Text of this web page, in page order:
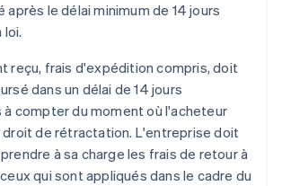
après le délai minimum de 14 jours
loi.
reçu, frais d'expédition compris, doit
dans un délai de 14 jours
à compter du moment où l'acheteur
de rétractation. L'entreprise doit
à sa charge les frais de retour à
qui sont appliqués dans le cadre du